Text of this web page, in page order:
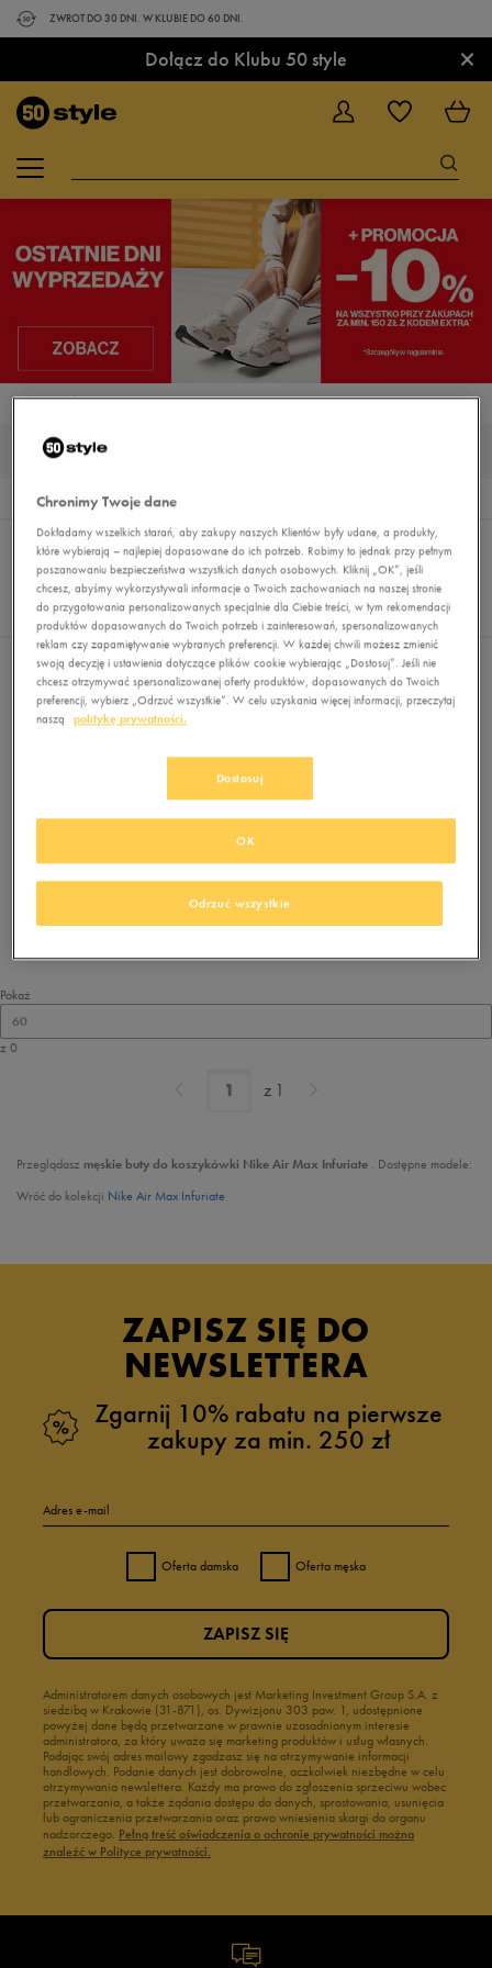
ZWROT DO 30 DNI. W KLUBIE DO 60 DNI.
Dołącz do Klubu 50 style ×
STRONA GŁÓWNA NIKE AIR MAX INFURIATE
0
Wyników
Sortuj:
REKOMENDOWANE
FILTRUJ
Pokaż
60
z 0
Nie wybrano filtrów
Brak produktów do wyświetlenia
Zmień kryteria wyszukiwania lub
usuń wybrane filtry
Pokaż
60
z 0
z 1
Przeglądasz męskie buty do koszykówki Nike Air Max Infuriate . Dostępne modele:
Wróć do kolekcji Nike Air Max Infuriate
ZAPISZ SIĘ DO
NEWSLETTERA
Zgarnij 10% rabatu na pierwsze
zakupy za min. 250 zł
Adres e-mail
Oferta damska Oferta męska
Administratorem danych osobowych jest Marketing Investment Group S.A. z
siedzibą w Krakowie (31-871), os. Dywizjonu 303 paw. 1, udostępnione
powyżej dane będą przetwarzane w prawnie uzasadnionym interesie
administratora, za który uważa się marketing produktów i usług własnych.
Podając swój adres mailowy zgadzasz się na otrzymywanie informacji
handlowych. Podanie danych jest dobrowolne, aczkolwiek niezbędne w celu
otrzymywania newslettera. Każdy ma prawo do zgłoszenia sprzeciwu wobec
przetwarzania, a także żądania dostępu do danych, sprostowania, usunięcia
lub ograniczenia przetwarzania oraz prawo wniesienia skargi do organu
nadzorczego. Pełną treść oświadczenia o ochronie prywatności można
znaleźć w Polityce prywatności.
ZAPISZ SIĘ
Chronimy Twoje dane
Dokładamy wszelkich starań, aby zakupy naszych Klientów były udane, a produkty,
które wybierają – najlepiej dopasowane do ich potrzeb. Robimy to jednak przy pełnym
poszanowaniu bezpieczeństwa wszystkich danych osobowych. Kliknij „OK”, jeśli
chcesz, abyśmy wykorzystywali informacje o Twoich zachowaniach na naszej stronie
do przygotowania personalizowanych specjalnie dla Ciebie treści, w tym rekomendacji
produktów dopasowanych do Twoich potrzeb i zainteresowań, spersonalizowanych
reklam czy zapamiętywanie wybranych preferencji. W każdej chwili możesz zmienić
swoją decyzję i ustawienia dotyczące plików cookie wybierając „Dostosuj”. Jeśli nie
chcesz otrzymywać spersonalizowanej oferty produktów, dopasowanych do Twoich
preferencji, wybierz „Odrzuć wszystkie”. W celu uzyskania więcej informacji, przeczytaj
naszą
politykę prywatności.
Dostosuj
Odrzuć wszystkie
OK